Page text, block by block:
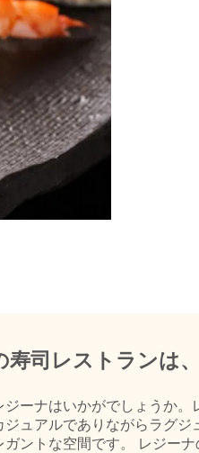
司レストランは
ーナはいかがでしょうか
ュアルでありながらラグ
ントな空間です。 レジー